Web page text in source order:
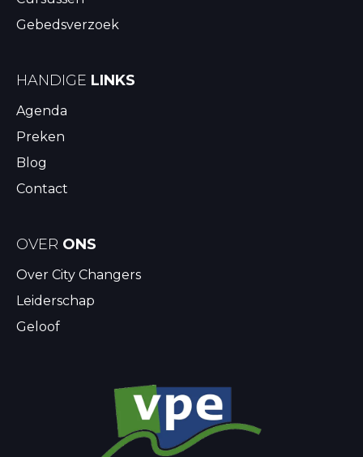
Gebedsverzoek
HANDIGE LINKS
Agenda
Preken
Blog
Contact
OVER ONS
Over City Changers
Leiderschap
Geloof